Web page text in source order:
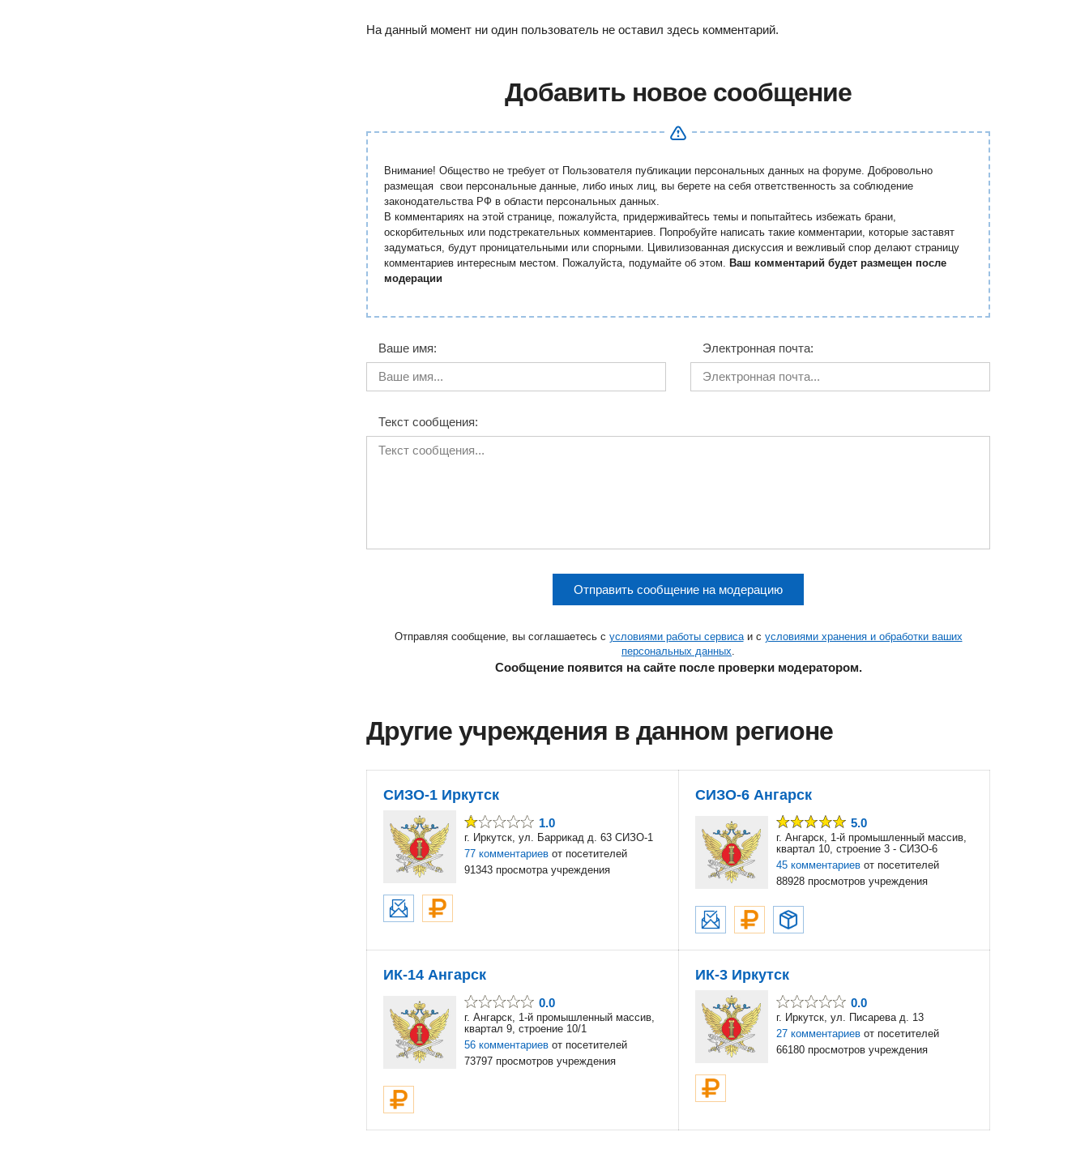
На данный момент ни один пользователь не оставил здесь комментарий.
Добавить новое сообщение
Внимание! Общество не требует от Пользователя публикации персональных данных на форуме. Добровольно
размещая свои персональные данные, либо иных лиц, вы берете на себя ответственность за соблюдение
законодательства РФ в области персональных данных.
В комментариях на этой странице, пожалуйста, придерживайтесь темы и попытайтесь избежать брани,
оскорбительных или подстрекательных комментариев. Попробуйте написать такие комментарии, которые заставят
задуматься, будут проницательными или спорными. Цивилизованная дискуссия и вежливый спор делают страницу
комментариев интересным местом. Пожалуйста, подумайте об этом. Ваш комментарий будет размещен после
модерации
Ваше имя: Электронная почта:
Текст сообщения:
Отправить сообщение на модерацию
Отправляя сообщение, вы соглашаетесь с условиями работы сервисаи с условиями хранения и обработки ваших
персональных данных.
Сообщение появится на сайте после проверки модератором.
Другие учреждения в данном регионе
СИЗО-1 Иркутск
1.0
г. Иркутск, ул. Баррикад д. 63 СИЗО-1
77 комментариев от посетителей
91343 просмотра учреждения
СИЗО-6 Ангарск
5.0
г. Ангарск, 1-й промышленный массив,
квартал 10, строение 3 - СИЗО-6
45 комментариев от посетителей
88928 просмотров учреждения
ИК-14 Ангарск
0.0
г. Ангарск, 1-й промышленный массив,
квартал 9, строение 10/1
56 комментариев от посетителей
73797 просмотров учреждения
ИК-3 Иркутск
0.0
г. Иркутск, ул. Писарева д. 13
27 комментариев от посетителей
66180 просмотров учреждения